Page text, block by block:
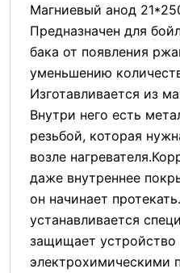
Магниевый анод
Предназначен для
бака от появления
уменьшению
Изготавливается из
Внутри него есть
резьбой, которая
возле
даже внутреннее
он начинает
устанавливается
защищает устройство
электрохимическими